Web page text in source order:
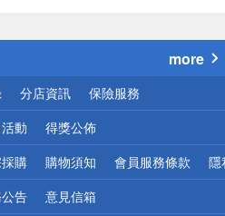
心！
more
分店資訊 保險服務
動 得獎公佈
購 購物須知 會員服務條款 隱
告 意見信箱